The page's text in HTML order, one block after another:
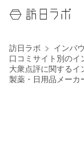
訪日ラボ
インバ
口コミサイト別の
大衆点評に関するイ
製薬・日用品メーカ